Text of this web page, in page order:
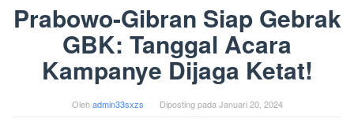
Prabowo-Gibran Siap Gebrak
GBK: Tanggal Acara
Kampanye Dijaga Ketat!
Olehadmin33sxzs Diposting pada Januari 20, 2024